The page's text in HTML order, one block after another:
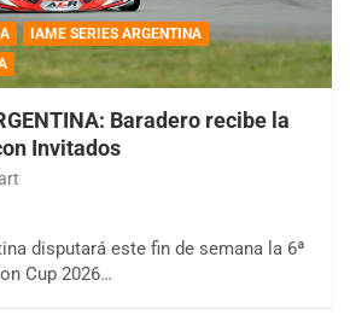
IAME SERIES ARGENTINA
Baradero recibe la
Invitados
disputará este fin de semana la 6ª
Cup 2026…